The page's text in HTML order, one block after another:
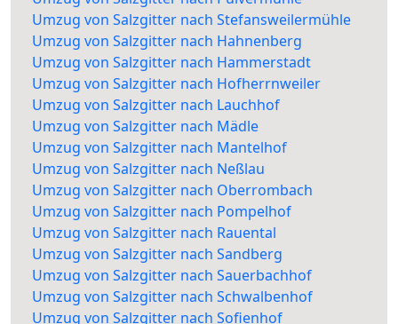
Umzug von Salzgitter nach Stefansweilermühle
Umzug von Salzgitter nach Hahnenberg
Umzug von Salzgitter nach Hammerstadt
Umzug von Salzgitter nach Hofherrnweiler
Umzug von Salzgitter nach Lauchhof
Umzug von Salzgitter nach Mädle
Umzug von Salzgitter nach Mantelhof
Umzug von Salzgitter nach Neßlau
Umzug von Salzgitter nach Oberrombach
Umzug von Salzgitter nach Pompelhof
Umzug von Salzgitter nach Rauental
Umzug von Salzgitter nach Sandberg
Umzug von Salzgitter nach Sauerbachhof
Umzug von Salzgitter nach Schwalbenhof
Umzug von Salzgitter nach Sofienhof